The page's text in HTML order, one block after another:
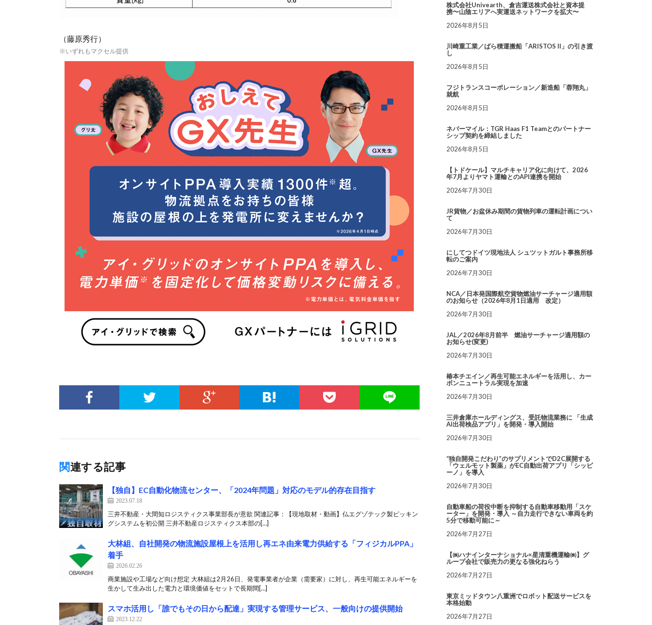
（藤原秀行）
※いずれもマクセル提供
関連する記事
【独自】EC自動化物流センター、「2024年問題」対応のモデル的存在目指す
2023.07.18
三井不動産・大間知ロジスティクス事業部長が意欲 関連記事：【現地取材・動画】仏エグゾテック製ピッキン
グシステムを初公開 三井不動産ロジスティクス本部の[…]
大林組、自社開発の物流施設屋根上を活用し再エネ由来電力供給する「フィジカルPPA」
着手
2026.02.26
商業施設や工場など向け想定 大林組は2月26日、発電事業者が企業（需要家）に対し、再生可能エネルギーを
生かして生み出した電力と環境価値をセットで長期間[…]
スマホ活用し「誰でもその日から配達」実現する管理サービス、一般向けの提供開始
2023.12.22
株式会社Univearth、倉吉運送株式会社と資本提
携〜山陰エリアへ実運送ネットワークを拡大〜
2026年8月5日
川崎重工業／ばら積運搬船「ARISTOS II」の引き渡
し
2026年8月5日
フジトランスコーポレーション／新造船「蓉翔丸」
就航
2026年8月5日
ネバーマイル：TGR Haas F1 Teamとのパートナー
シップ契約を締結しました
2026年8月5日
【トドケール】マルチキャリア化に向けて、2026
年7月よりヤマト運輸とのAPI連携を開始
2026年7月30日
JR貨物／お盆休み期間の貨物列車の運転計画につい
て
2026年7月30日
にしてつドイツ現地法人 シュツットガルト事務所移
転のご案内
2026年7月30日
NCA／日本発国際航空貨物燃油サーチャージ適用額
のお知らせ（2026年8月1日適用 改定）
2026年7月30日
JAL／2026年8月前半 燃油サーチャージ適用額の
お知らせ(変更)
2026年7月30日
椿本チエイン／再生可能エネルギーを活用し、カー
ボンニュートラル実現を加速
2026年7月30日
三井倉庫ホールディングス、受託物流業務に 「生成
AI出荷検品アプリ」を開発・導入開始
2026年7月30日
“独自開発こだわり”のサプリメントでD2C展開する
「ウェルモット製薬」がEC自動出荷アプリ「シッピ
ーノ」を導入
2026年7月30日
自動車船の荷役中断を抑制する自動車移動用「スケ
ーター」を開発・導入 ～自力走行できない車両を約
5分で移動可能に～
2026年7月27日
【㈱ハナインターナショナル×星清重機運輸㈱】グ
ループ会社で販売力の更なる強化ねらう
2026年7月27日
東京ミッドタウン八重洲でロボット配送サービスを
本格始動
2026年7月27日